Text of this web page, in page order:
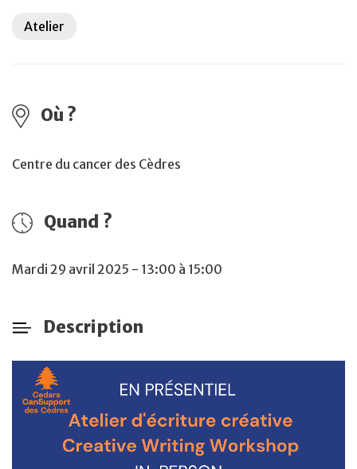
Atelier
Où ?
Centre du cancer des Cèdres
Quand ?
Mardi 29 avril 2025 - 13:00 à 15:00
Description